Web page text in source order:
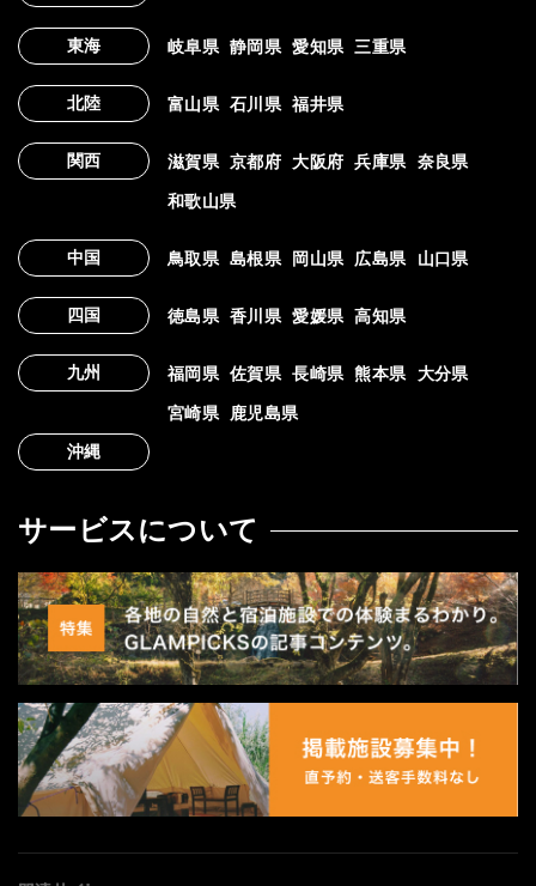
東海 岐阜県 静岡県 愛知県 三重県
北陸 富山県 石川県 福井県
関西 滋賀県 京都府 大阪府 兵庫県 奈良県
和歌山県
中国 鳥取県 島根県 岡山県 広島県 山口県
四国 徳島県 香川県 愛媛県 高知県
九州 福岡県 佐賀県 長崎県 熊本県 大分県
宮崎県
鹿児島県
沖縄
サービスについて